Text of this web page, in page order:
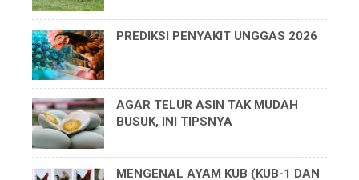
PREDIKSI PENYAKIT UNGGAS 2026
AGAR TELUR ASIN TAK MUDAH
BUSUK, INI TIPSNYA
MENGENAL AYAM KUB (KUB-1 DAN